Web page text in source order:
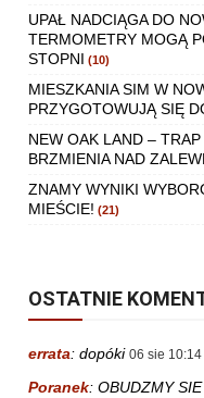
UPAŁ NADCIĄGA DO
TERMOMETRY MOGĄ
STOPNI (10)
MIESZKANIA SIM W
PRZYGOTOWUJĄ SIĘ
NEW OAK LAND –
BRZMIENIA NAD
ZNAMY WYNIKI
MIEŚCIE! (21)
OSTATNIE
errata: dopóki 06 sie 10:14
Poranek: OBUDZMY